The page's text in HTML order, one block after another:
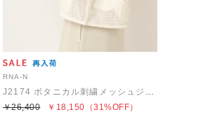
RNA-N
J2174 ボタニカル刺繍メッシュジャケット
￥18,150
￥26,400 （31%OFF）